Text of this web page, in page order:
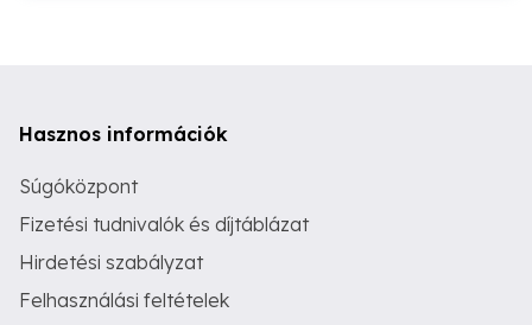
Hasznos információk
Súgóközpont
Fizetési tudnivalók és díjtáblázat
Hirdetési szabályzat
Felhasználási feltételek